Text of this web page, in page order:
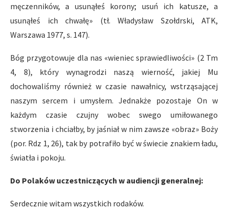
męczenników, a usunąłeś korony; usuń ich katusze, a
usunąłeś ich chwałę» (tł. Władysław Szołdrski, ATK,
Warszawa 1977, s. 147).
Bóg przygotowuje dla nas «wieniec sprawiedliwości» (2 Tm
4, 8), który wynagrodzi naszą wierność, jakiej Mu
dochowaliśmy również w czasie nawałnicy, wstrząsającej
naszym sercem i umysłem. Jednakże pozostaje On w
każdym czasie czujny wobec swego umiłowanego
stworzenia i chciałby, by jaśniał w nim zawsze «obraz» Boży
(por. Rdz 1, 26), tak by potrafiło być w świecie znakiem ładu,
światła i pokoju.
Do Polaków uczestniczących w audiencji generalnej:
Serdecznie witam wszystkich rodaków.